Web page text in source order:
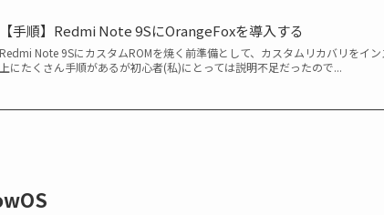
【手順】Redmi Note 9SにOrangeFoxを導入する
Redmi Note 9SにカスタムROMを焼く前準備として、カスタムリカバリをイ
上にたくさん手順があるが初心者(私)にとっては説明不足だったので...